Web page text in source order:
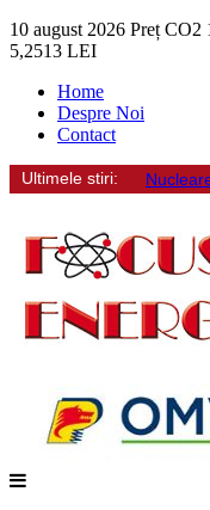
10 august 2026 Preț
5,2513 LEI
Home
Despre Noi
Contact
Ultimele stiri: